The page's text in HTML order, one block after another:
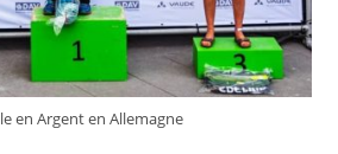
en Argent en Allemagne